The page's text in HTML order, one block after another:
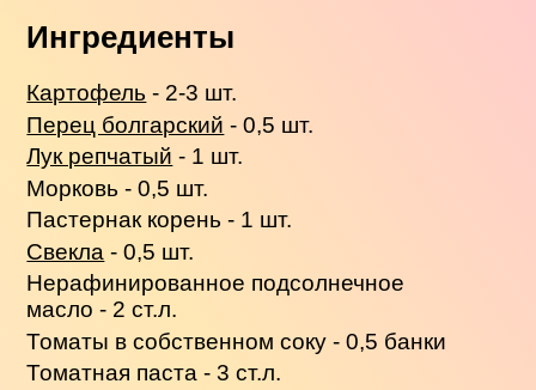
Ингредиенты
Картофель - 2-3 шт.
Перец болгарский - 0,5 шт.
Лук репчатый - 1 шт.
Морковь - 0,5 шт.
Пастернак корень - 1 шт.
Свекла - 0,5 шт.
Нерафинированное подсолнечное
масло - 2 ст.л.
Томаты в собственном соку - 0,5 банки
Томатная паста - 3 ст.л.